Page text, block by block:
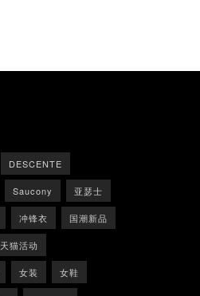
DESCENTE
Saucony 亚瑟士
冲锋衣 国潮新品
天猫活动
女装 女鞋